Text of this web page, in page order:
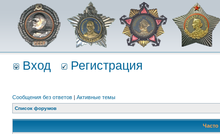
Вход Регистрация
Сообщения без ответов | Активные темы
Список форумов